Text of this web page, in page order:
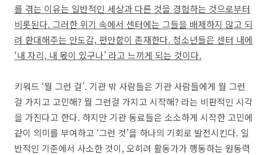
를 겪는 이유는 일반적인 세상과 다른 것을 경험하는 것으로부터
비롯된다. 그러한 위기 속에서 센터에는 그들을 배제하지 않고 되
려 환대해주는 안도감, 편안함이 존재한다. 청소년들은 센터 내에
‘내 자리, 내 몫이 있구나’ 라고 느끼게 되는 것이다.
키워드 ‘뭘 그런 걸’. 기관 밖 사람들은 기관 사람들에게 뭘 그런
걸 가지고 고민해? 뭘 그런걸 가지고 시작해? 라는 비판적인 시각
을 가진다고 한다. 하지만 기관 동료들은 소소하게 시작한 고민에
같이 의미를 부여하고 ‘그런 것’을 하나의 기회로 발전시킨다. 일
반적인 기준에서 사소한 것이, 오히려 활동가가 행동하는 원동력